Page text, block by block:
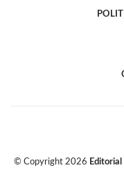
© Copyright 2026 Editorial